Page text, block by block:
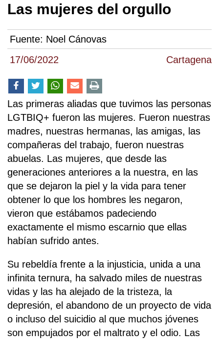
17/06/2022 Cartagena
Las mujeres del orgullo
Fuente: Noel Cánovas
Las primeras aliadas que tuvimos las personas
LGTBIQ+ fueron las mujeres. Fueron nuestras
madres, nuestras hermanas, las amigas, las
compañeras del trabajo, fueron nuestras
abuelas. Las mujeres, que desde las
generaciones anteriores a la nuestra, en las
que se dejaron la piel y la vida para tener
obtener lo que los hombres les negaron,
vieron que estábamos padeciendo
exactamente el mismo escarnio que ellas
habían sufrido antes.
Su rebeldía frente a la injusticia, unida a una
infinita ternura, ha salvado miles de nuestras
vidas y las ha alejado de la tristeza, la
depresión, el abandono de un proyecto de vida
o incluso del suicidio al que muchos jóvenes
son empujados por el maltrato y el odio. Las